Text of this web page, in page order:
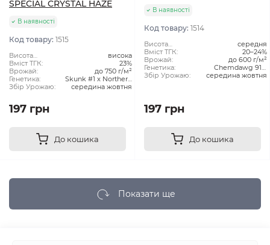
SPECIAL CRYSTAL HAZE
В наявності
Код товару: 1515
Висота
рослини:
висока
Вміст ТГК:
23%
Врожай:
до 750 г/м²
Генетика:
Skunk #1 x Northern
Lights x Haze
Збір Урожаю: середина жовтня
197 грн
До кошика
В наявності
Код товару: 1514
Висота
рослини:
середня
Вміст ТГК:
20–24%
Врожай:
до 600 г/м²
Генетика:
Chemdawg 91 x
Super Skunk
Збір Урожаю: середина жовтня
197 грн
До кошика
Показати ще